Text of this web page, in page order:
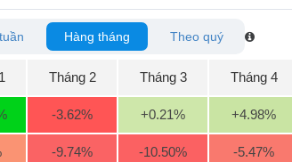
Hàng tháng Theo quý
Tháng 2 Tháng 3 Tháng 4
-3.62% +0.21% +4.98%
-9.74% -10.50% -5.47%